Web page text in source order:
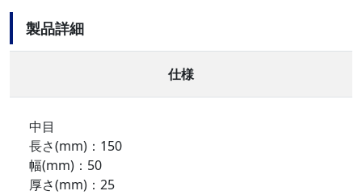
製品詳細
仕様
中目
長さ(mm)：150
幅(mm)：50
厚さ(mm)：25